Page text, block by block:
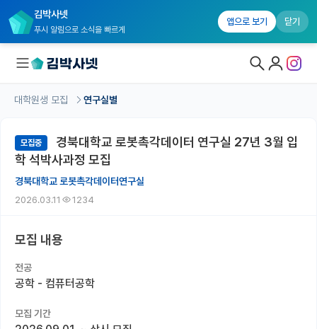
김박사넷
푸시 알림으로 소식을 빠르게
앱으로 보기 닫기
대학원생 모집 홈
기관별 모집 정보
연구실별 모집 정보
전공별 모집 정보
국내대학원 정보
연구실&오픈랩
대학원생 모집 연구실별
모집중
경북대학교 로봇촉각데이터 연구실 27년 3월 입
학 석박사과정 모집
경북대학교 로봇촉각데이터연구실
2026.03.11 1234
모집 내용
전공
공학 - 컴퓨터공학
모집 기간